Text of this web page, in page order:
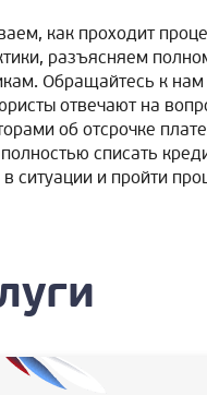
как проходит
разъясняем
Обращайтесь к нам
отвечают на
об отсрочке
полностью списать
ситуации и пройти